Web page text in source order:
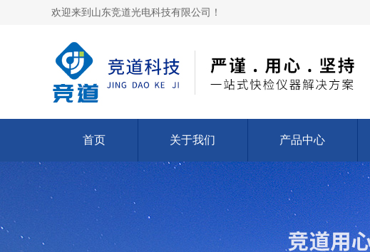
欢迎来到山东竞道光电科技有限公司！
首页 关于我们 产品中心